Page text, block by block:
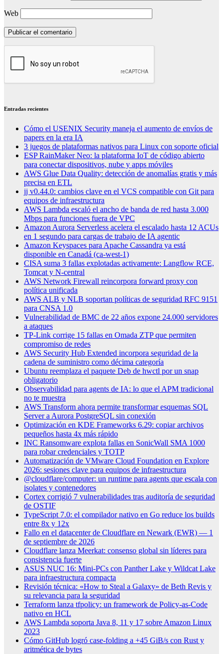
Web
Entradas recientes
Cómo el USENIX Security maneja el aumento de envíos de
papers en la era IA
3 juegos de plataformas nativos para Linux con soporte oficial
ESP RainMaker Neo: la plataforma IoT de código abierto
para conectar dispositivos, nube y apps móviles
AWS Glue Data Quality: detección de anomalías gratis y más
precisa en ETL
jj v0.44.0: cambios clave en el VCS compatible con Git para
equipos de infraestructura
AWS Lambda escaló el ancho de banda de red hasta 3.000
Mbps para funciones fuera de VPC
Amazon Aurora Serverless acelera el escalado hasta 12 ACUs
en 1 segundo para cargas de trabajo de IA agentic
Amazon Keyspaces para Apache Cassandra ya está
disponible en Canadá (ca-west-1)
CISA suma 3 fallas explotadas activamente: Langflow RCE,
Tomcat y N-central
AWS Network Firewall reincorpora forward proxy con
política unificada
AWS ALB y NLB soportan políticas de seguridad RFC 9151
para CNSA 1.0
Vulnerabilidad de BMC de 22 años expone 24.000 servidores
a ataques
TP-Link corrige 15 fallas en Omada ZTP que permiten
compromiso de redes
AWS Security Hub Extended incorpora seguridad de la
cadena de suministro como décima categoría
Ubuntu reemplaza el paquete Deb de hwctl por un snap
obligatorio
Observabilidad para agents de IA: lo que el APM tradicional
no te muestra
AWS Transform ahora permite transformar esquemas SQL
Server a Aurora PostgreSQL sin conexión
Optimización en KDE Frameworks 6.29: copiar archivos
pequeños hasta 4x más rápido
INC Ransomware explota fallas en SonicWall SMA 1000
para robar credenciales y TOTP
Automatización de VMware Cloud Foundation en Explore
2026: sesiones clave para equipos de infraestructura
@cloudflare/computer: un runtime para agents que escala con
isolates y contenedores
Cortex corrigió 7 vulnerabilidades tras auditoría de seguridad
de OSTIF
TypeScript 7.0: el compilador nativo en Go reduce los builds
entre 8x y 12x
Fallo en el datacenter de Cloudflare en Newark (EWR) — 1
de septiembre de 2026
Cloudflare lanza Meerkat: consenso global sin líderes para
consistencia fuerte
ASUS NUC 16: Mini-PCs con Panther Lake y Wildcat Lake
para infraestructura compacta
Revisión técnica: «How to Steal a Galaxy» de Beth Revis y
su relevancia para la seguridad
Terraform lanza tfpolicy: un framework de Policy-as-Code
nativo en HCL
AWS Lambda soporta Java 8, 11 y 17 sobre Amazon Linux
2023
Cómo GitHub logró case-folding a +45 GiB/s con Rust y
aritmética de bytes